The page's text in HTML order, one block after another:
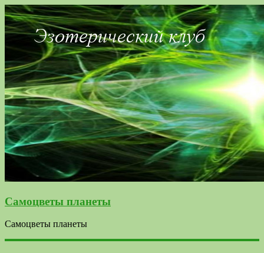
Самоцветы планеты
Самоцветы планеты